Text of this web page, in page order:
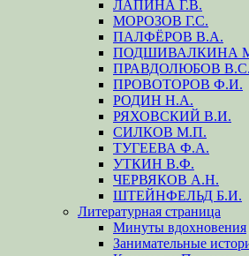
ЛАПИНА Г.В.
МОРОЗОВ Г.С.
ПАЛФЁРОВ В.А.
ПОДШИВАЛКИНА
ПРАВДОЛЮБОВ В.С.
ПРОВОТОРОВ Ф.И.
РОДИН Н.А.
РЯХОВСКИЙ В.И.
СИЛКОВ М.П.
ТУГЕЕВА Ф.А.
УТКИН В.Ф.
ЧЕРВЯКОВ А.Н.
ШТЕЙНФЕЛЬД Б.И.
Литературная страница
Минуты вдохновения
Занимательные